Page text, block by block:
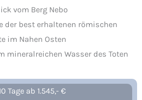
vom Berg Nebo
der best erhaltenen römischen
im Nahen Osten
mineralreichen Wasser des Toten
Tage ab 1.545,- €